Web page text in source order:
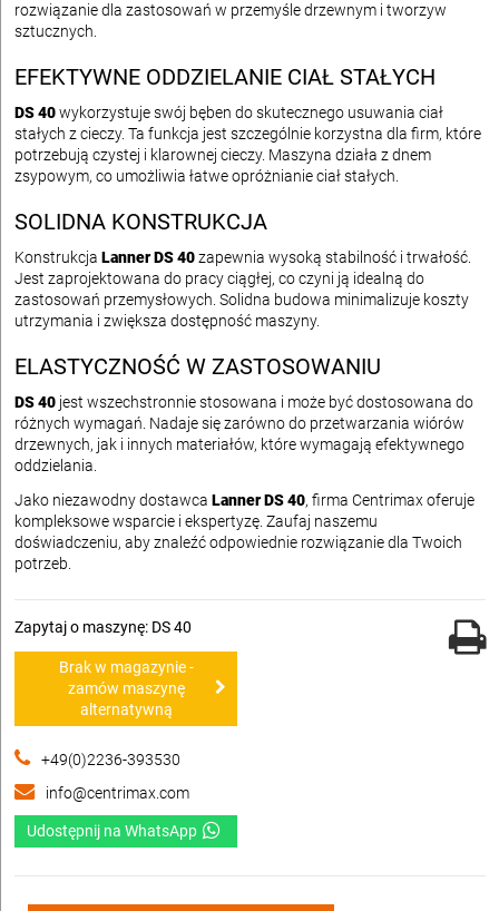
rozwiązanie dla zastosowań w przemyśle drzewnym i tworzyw
sztucznych.
EFEKTYWNE ODDZIELANIE CIAŁ STAŁYCH
DS 40wykorzystuje swój bęben do skutecznego usuwania ciał
stałych z cieczy. Ta funkcja jest szczególnie korzystna dla firm, które
potrzebują czystej i klarownej cieczy. Maszyna działa z dnem
zsypowym, co umożliwia łatwe opróżnianie ciał stałych.
SOLIDNA KONSTRUKCJA
Konstrukcja Lanner DS 40zapewnia wysoką stabilność i trwałość.
Jest zaprojektowana do pracy ciągłej, co czyni ją idealną do
zastosowań przemysłowych. Solidna budowa minimalizuje koszty
utrzymania i zwiększa dostępność maszyny.
ELASTYCZNOŚĆ W ZASTOSOWANIU
DS 40 jest wszechstronnie stosowana i może być dostosowana do
różnych wymagań. Nadaje się zarówno do przetwarzania wiórów
drzewnych, jak i innych materiałów, które wymagają efektywnego
oddzielania.
Jako niezawodny dostawca Lanner DS 40, firma Centrimax oferuje
kompleksowe wsparcie i ekspertyzę. Zaufaj naszemu
doświadczeniu, aby znaleźć odpowiednie rozwiązanie dla Twoich
potrzeb.
Zapytaj o maszynę: DS 40
Brak w magazynie -
zamów maszynę
alternatywną
+49(0)2236-393530
info@centrimax.com
Udostępnij na WhatsApp